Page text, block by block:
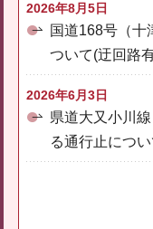
2026年8月5日
国道168号（十
ついて(迂回路
2026年6月3日
県道大又小川
る通行止につい